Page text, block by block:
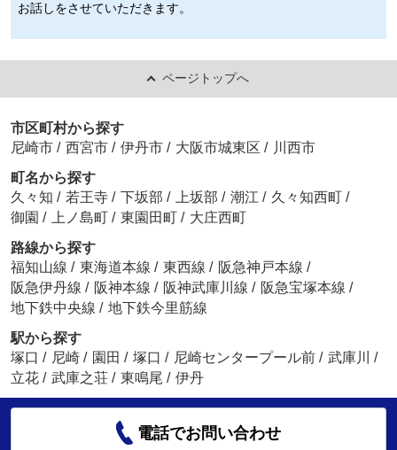
お話しをさせていただきます。
ページトップへ
市区町村から探す
尼崎市 / 西宮市 / 伊丹市 / 大阪市城東区 / 川西市
町名から探す
久々知 / 若王寺 / 下坂部 / 上坂部 / 潮江 / 久々知西町 /
御園 / 上ノ島町 / 東園田町 / 大庄西町
路線から探す
福知山線 / 東海道本線 / 東西線 / 阪急神戸本線 /
阪急伊丹線 / 阪神本線 / 阪神武庫川線 / 阪急宝塚本線 /
地下鉄中央線 / 地下鉄今里筋線
駅から探す
塚口 / 尼崎 / 園田 / 塚口 / 尼崎センタープール前 / 武庫川
/
立花 / 武庫之荘 / 東鳴尾 / 伊丹
電話でお問い合わせ